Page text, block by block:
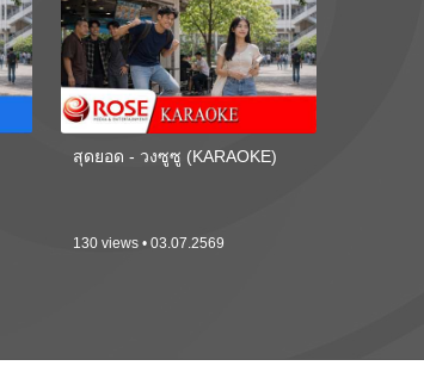
สุดยอด - วงซูซู (KARAOKE)
130 views • 03.07.2569